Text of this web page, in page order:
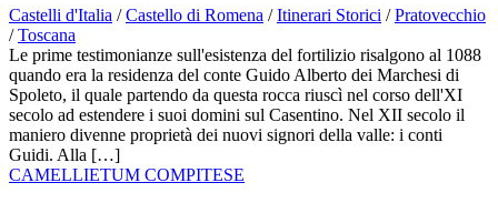
Castelli d'Italia / Castello di Romena / Itinerari Storici / Pratovecchio
/ Toscana
Le prime testimonianze sull'esistenza del fortilizio risalgono al 1088
quando era la residenza del conte Guido Alberto dei Marchesi di
Spoleto, il quale partendo da questa rocca riuscì nel corso dell'XI
secolo ad estendere i suoi domini sul Casentino. Nel XII secolo il
maniero divenne proprietà dei nuovi signori della valle: i conti
Guidi. Alla […]
CAMELLIETUM COMPITESE